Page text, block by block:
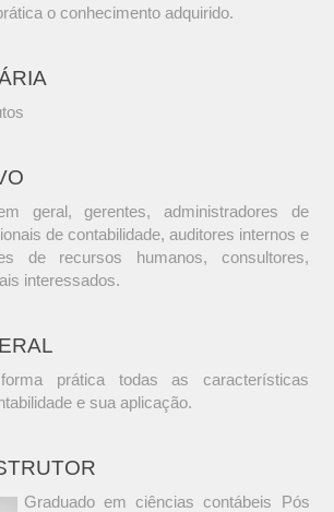
o conhecimento adquirido.
geral, gerentes, administradores de
de contabilidade, auditores internos e
de recursos humanos, consultores,
interessados.
prática todas as características
e sua aplicação.
Graduado em ciências contábeis Pós